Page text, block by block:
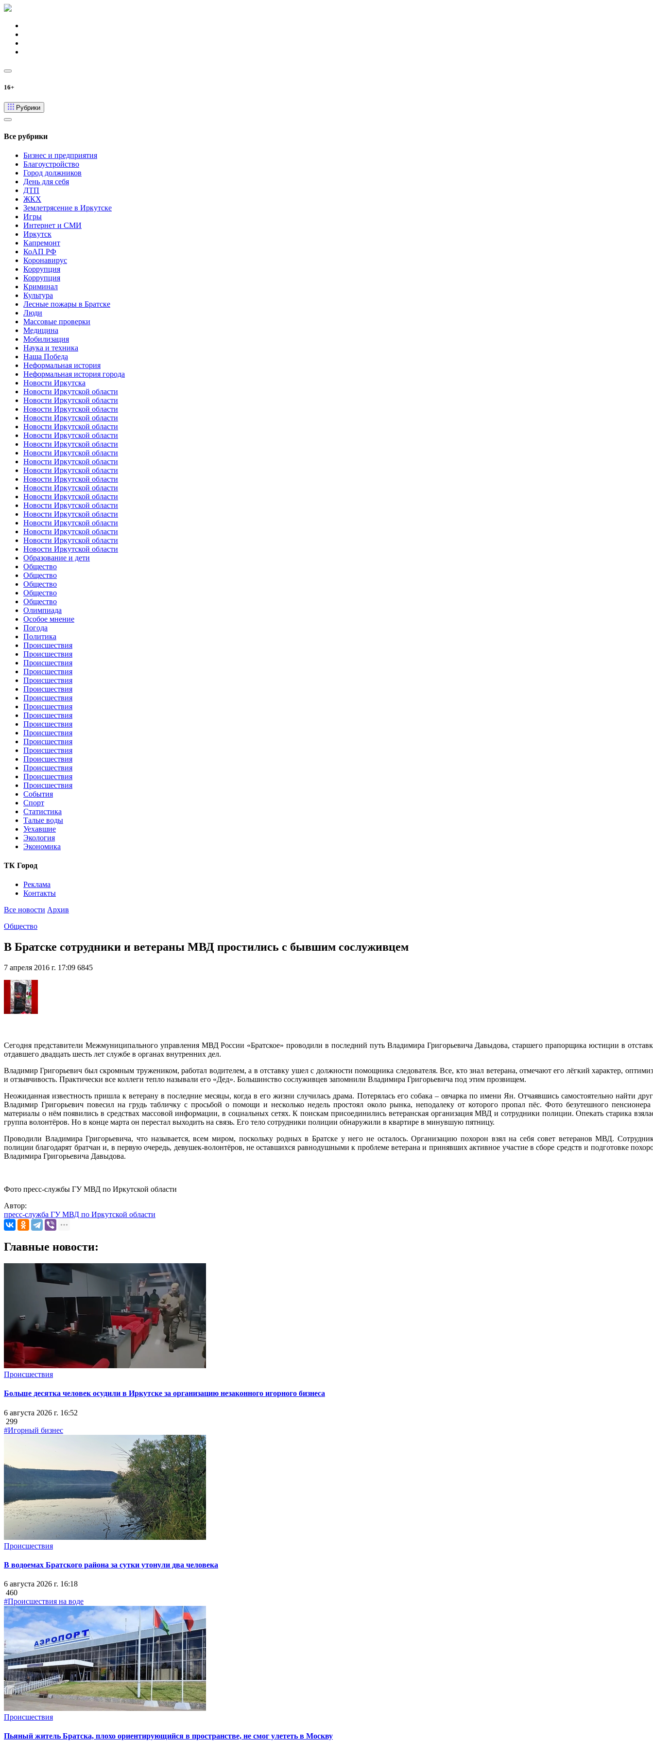
16+
Рубрики
Все рубрики
Бизнес и предприятия
Благоустройство
Город должников
День для себя
ДТП
ЖКХ
Землетрясение в Иркутске
Игры
Интернет и СМИ
Иркутск
Капремонт
КоАП РФ
Коронавирус
Коррупция
Коррупция
Криминал
Культура
Лесные пожары в Братске
Люди
Массовые проверки
Медицина
Мобилизация
Наука и техника
Наша Победа
Неформальная история
Неформальная история города
Новости Иркутска
Новости Иркутской области
Новости Иркутской области
Новости Иркутской области
Новости Иркутской области
Новости Иркутской области
Новости Иркутской области
Новости Иркутской области
Новости Иркутской области
Новости Иркутской области
Новости Иркутской области
Новости Иркутской области
Новости Иркутской области
Новости Иркутской области
Новости Иркутской области
Новости Иркутской области
Новости Иркутской области
Новости Иркутской области
Новости Иркутской области
Новости Иркутской области
Образование и дети
Общество
Общество
Общество
Общество
Общество
Олимпиада
Особое мнение
Погода
Политика
Происшествия
Происшествия
Происшествия
Происшествия
Происшествия
Происшествия
Происшествия
Происшествия
Происшествия
Происшествия
Происшествия
Происшествия
Происшествия
Происшествия
Происшествия
Происшествия
Происшествия
События
Спорт
Статистика
Талые воды
Уехавшие
Экология
Экономика
ТК Город
Реклама
Контакты
Все новости Архив
Общество
В Братске сотрудники и ветераны МВД простились с бывшим сослуживцем
7 апреля 2016 г. 17:09 6845
Сегодня представители Межмуниципального управления МВД России «Братское» проводили в последний путь Владимира Григорьевича Давыдова, старшего прапорщика юстиции в
отдавшего двадцать шесть лет службе в органах внутренних дел.
Владимир Григорьевич был скромным тружеником, работал водителем, а в отставку ушел с должности помощника следователя. Все, кто знал ветерана, отмечают его лёгкий характер,
и отзывчивость. Практически все коллеги тепло называли его «Дед». Большинство сослуживцев запомнили Владимира Григорьевича под этим прозвищем.
Неожиданная известность пришла к ветерану в последние месяцы, когда в его жизни случилась драма. Потерялась его собака – овчарка по имени Ян. Отчаявшись самостоятельно найти
Владимир Григорьевич повесил на грудь табличку с просьбой о помощи и несколько недель простоял около рынка, неподалеку от которого пропал пёс. Фото безутешного
материалы о нём появились в средствах массовой информации, в социальных сетях. К поискам присоединились ветеранская организация МВД и сотрудники полиции. Опекать старика
группа волонтёров. Но в конце марта он перестал выходить на связь. Его тело сотрудники полиции обнаружили в квартире в минувшую пятницу.
Проводили Владимира Григорьевича, что называется, всем миром, поскольку родных в Братске у него не осталось. Организацию похорон взял на себя совет ветеранов МВД.
полиции благодарят братчан и, в первую очередь, девушек-волонтёров, не оставшихся равнодушными к проблеме ветерана и принявших активное участие в сборе средств и подготовке
Владимира Григорьевича Давыдова.
Фото пресс-службы ГУ МВД по Иркутской области
Автор:
пресс-служба ГУ МВД по Иркутской области
Главные новости:
Происшествия
Больше десятка человек осудили в Иркутске за организацию незаконного игорного бизнеса
6 августа 2026 г. 16:52
299
#Игорный бизнес
Происшествия
В водоемах Братского района за сутки утонули два человека
6 августа 2026 г. 16:18
460
#Происшествия на воде
Происшествия
Пьяный житель Братска, плохо ориентирующийся в пространстве, не смог улететь в Москву